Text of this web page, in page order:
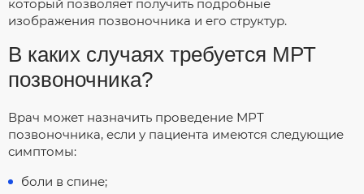
который позволяет получить подробные
изображения позвоночника и его структур.
В каких случаях требуется МРТ
позвоночника?
Врач может назначить проведение МРТ
позвоночника, если у пациента имеются следующие
симптомы:
боли в спине;